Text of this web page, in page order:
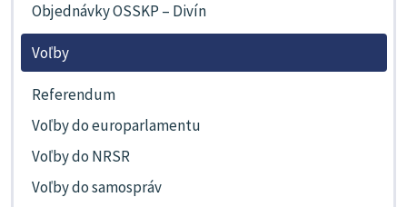
Objednávky OSSKP – Divín
Voľby
Referendum
Voľby do europarlamentu
Voľby do NRSR
Voľby do samospráv